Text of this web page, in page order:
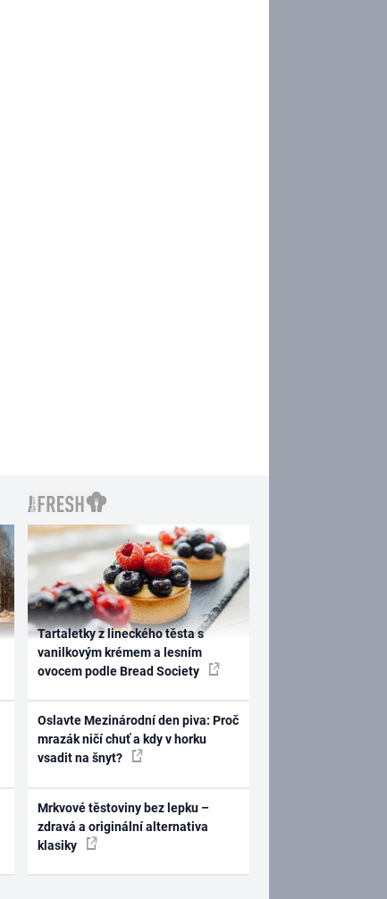
Tartaletky z lineckého těsta s
vanilkovým krémem a lesním
ovocem podle Bread Society
Oslavte Mezinárodní den piva: Proč
mrazák ničí chuť a kdy v horku
vsadit na šnyt?
Mrkvové těstoviny bez lepku –
zdravá a originální alternativa
klasiky